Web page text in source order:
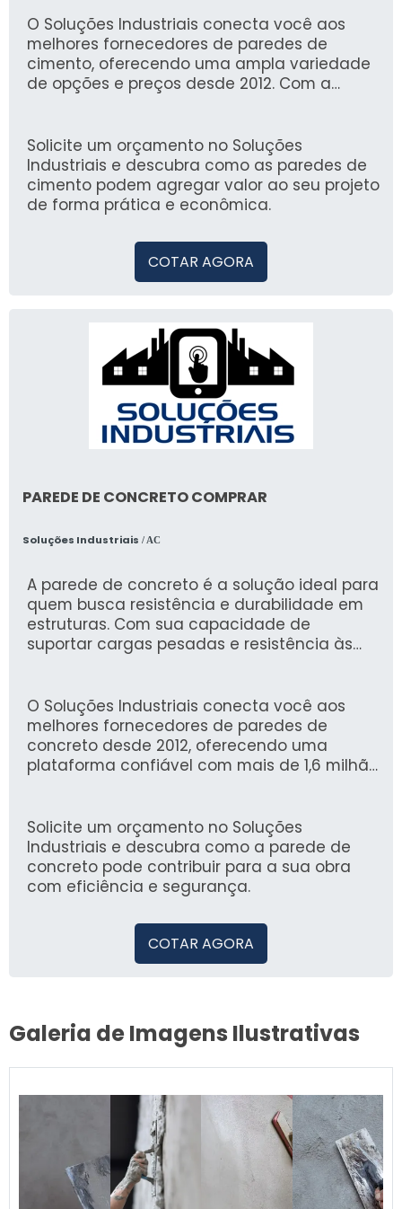
otimizando o espaço e os recursos do seu
projeto.
O Soluções Industriais conecta você aos
melhores fornecedores de paredes de
cimento, oferecendo uma ampla variedade
de opções e preços desde 2012. Com a
uma experiência segura e eficiente para
encontrar as melhores soluções industriais
disponíveis no mercado.
Solicite um orçamento no Soluções
Industriais e descubra como as paredes de
cimento podem agregar valor ao seu projeto
de forma prática e econômica.
COTAR AGORA
PAREDE DE CONCRETO COMPRAR
Soluções Industriais / AC
A parede de concreto é a solução ideal para
quem busca resistência e durabilidade em
estruturas. Com sua capacidade de
suportar cargas pesadas e resistência às
O Soluções Industriais conecta você aos
melhores fornecedores de paredes de
concreto desde 2012, oferecendo uma
plataforma confiável com mais de 1,6 milhão
por produtos de qualidade, permitindo que
você faça escolhas informadas.
Solicite um orçamento no Soluções
Industriais e descubra como a parede de
concreto pode contribuir para a sua obra
com eficiência e segurança.
COTAR AGORA
Galeria de Imagens Ilustrativas